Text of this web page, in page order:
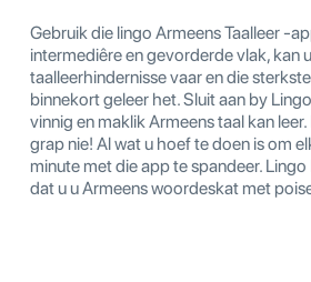
Gebruik die lingo Armeens Taalleer -
intermediêre en gevorderde vlak, kan
taalleerhindernisse vaar en die
binnekort geleer het. Sluit aan by
vinnig en maklik Armeens taal kan
grap nie! Al wat u hoef te doen is om
minute met die app te spandeer.
dat u u Armeens woordeskat met